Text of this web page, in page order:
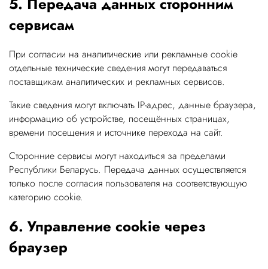
сервисам
При согласии на аналитические или рекламные cookie
отдельные технические сведения могут передаваться
поставщикам аналитических и рекламных сервисов.
Такие сведения могут включать IP-адрес, данные браузера,
информацию об устройстве, посещённых страницах,
времени посещения и источнике перехода на сайт.
Сторонние сервисы могут находиться за пределами
Республики Беларусь. Передача данных осуществляется
только после согласия пользователя на соответствующую
категорию cookie.
6. Управление cookie через
браузер